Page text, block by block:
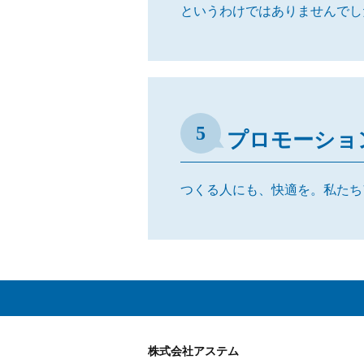
というわけではありませんで
5 プロモーショ
つくる人にも、快適を。私た
株式会社アステム